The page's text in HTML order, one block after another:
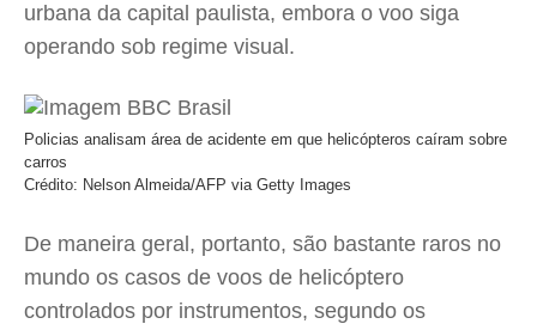
urbana da capital paulista, embora o voo siga
operando sob regime visual.
Policias analisam área de acidente em que helicópteros caíram sobre
carros
Crédito: Nelson Almeida/AFP via Getty Images
De maneira geral, portanto, são bastante raros no
mundo os casos de voos de helicóptero
controlados por instrumentos, segundo os